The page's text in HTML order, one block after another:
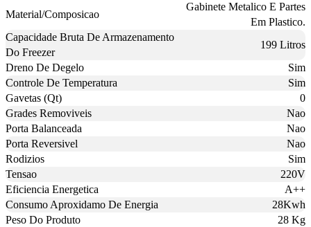
Material/Composicao
Gabinete Metalico E Partes
Em Plastico.
Capacidade Bruta De Armazenamento
Do Freezer
199 Litros
Dreno De Degelo
Sim
Controle De Temperatura
Sim
Gavetas (Qt)
0
Grades Removiveis
Nao
Porta Balanceada
Nao
Porta Reversivel
Nao
Rodizios
Sim
Tensao
220V
Eficiencia Energetica
A++
Consumo Aproxidamo De Energia
28Kwh
Peso Do Produto
28 Kg